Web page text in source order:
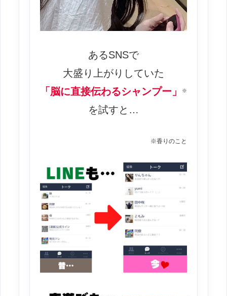
あるSNSで
大盛り上がりしていた
「脳に直接伝わるシャンプー」
※
を試すと…
※香りのこと